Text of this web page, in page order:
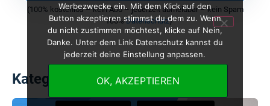
(100% kostenlos – kein Abo – jederzeit abmeldbar – kein Spam
– 100%Datenschutz)
Kategorie: SEO
Werbezwecke ein. Mit dem Klick auf den
Button akzeptieren stimmst du dem zu. Wenn
du nicht zustimmen möchtest, klicke auf Nein,
Danke. Unter dem Link Datenschutz kannst du
jederzeit deine Einstellung anpassen.
OK, AKZEPTIEREN